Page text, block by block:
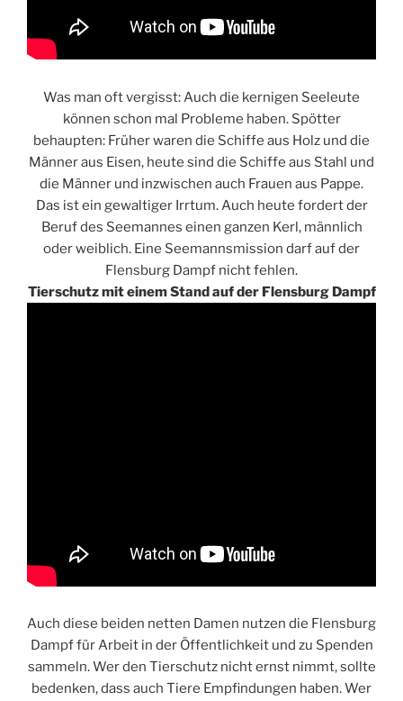
Was man oft vergisst: Auch die kernigen Seeleute
können schon mal Probleme haben. Spötter
behaupten: Früher waren die Schiffe aus Holz und die
Männer aus Eisen, heute sind die Schiffe aus Stahl und
die Männer und inzwischen auch Frauen aus Pappe.
Das ist ein gewaltiger Irrtum. Auch heute fordert der
Beruf des Seemannes einen ganzen Kerl, männlich
oder weiblich. Eine Seemannsmission darf auf der
Flensburg Dampf nicht fehlen.
Tierschutz mit einem Stand auf der Flensburg Dampf
Auch diese beiden netten Damen nutzen die Flensburg
Dampf für Arbeit in der Öffentlichkeit und zu Spenden
sammeln. Wer den Tierschutz nicht ernst nimmt, sollte
bedenken, dass auch Tiere Empfindungen haben. Wer